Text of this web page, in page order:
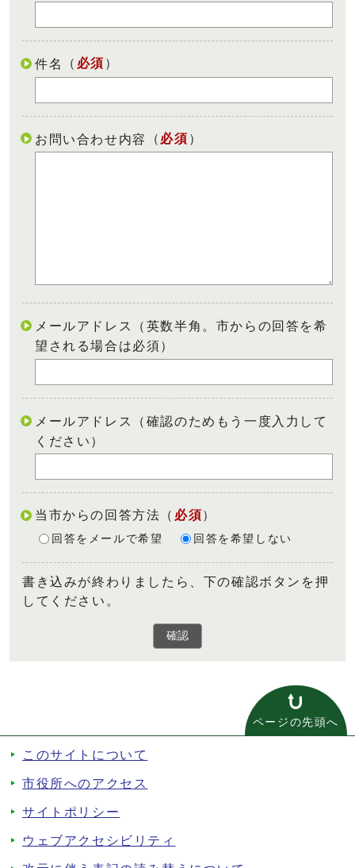
件名 （ 必須 ）
お問い合わせ内容 （ 必須 ）
メールアドレス（英数半角。市からの回答を希
望される場合は必須）
メールアドレス（確認のためもう一度入力して
ください）
当市からの回答方法 （ 必須）
回答をメールで希望 回答を希望しない
書き込みが終わりましたら、下の確認ボタンを押
してください。
確認
ページの先頭へ
このサイトについて
市役所へのアクセス
サイトポリシー
ウェブアクセシビリティ